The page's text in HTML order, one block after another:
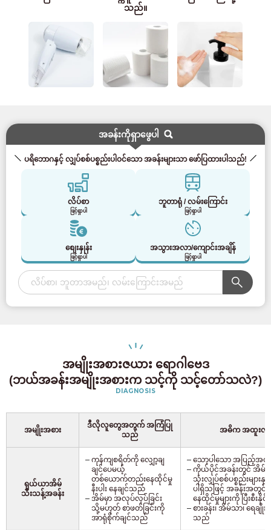
သည်။
အခန်းကိုရှာဖွေပါ
ပရိဘောဂနှင့် လျှပ်စစ်ပစ္စည်းပါဝင်သော အခန်းများသာ ဖော်ပြထားပါသည်!
လိပ်စာ
ဖြင့်ရှာပါ
ဘူတာရုံ / လမ်းကြောင်း
ဖြင့်ရှာပါ
စျေးနှုန်း
ဖြင့်ရှာပါ
အသွားအလာ/ကျောင်းအချိန်
ဖြင့်ရှာပါ
အမျိုးအစားဇယား ရောဂါဗေဒ
(ဘယ်အခန်းအမျိုးအစားက သင့်ကို သင့်တော်သလဲ?)
DIAGNOSIS
အမျိုးအစား
ဒီလိုလူတွေအတွက် အကြံပြု
သည်
အဓိက အထူးလက္
ရှယ်ယာအိမ်
သီးသန့်အခန်း
ကုန်ကျစရိတ်ကို လျှော့ချ
ချင်ပေမယ့်
တစ်ယောက်တည်းနေထိုင်မှု
နီးပါး နေချင်သည်
အိမ်မှာ အလုပ်လုပ်ခြင်း
သို့မဟုတ် စာဖတ်ခြင်းကို
အာရုံစိုက်ချင်သည်
သော့ပါသော အပြည့်အ
ကိုယ်ပိုင်အခန်းတွင် အိမ်ရာပ
သုံးလျှပ်စစ်ပစ္စည်းများ
ပါရှိသဖြင့် အခန်းအတွင်း
နေထိုင်မှုများကို ပြီးစီး
စားခန်း၊ အိမ်သာ၊ ရေချိုး
သည်